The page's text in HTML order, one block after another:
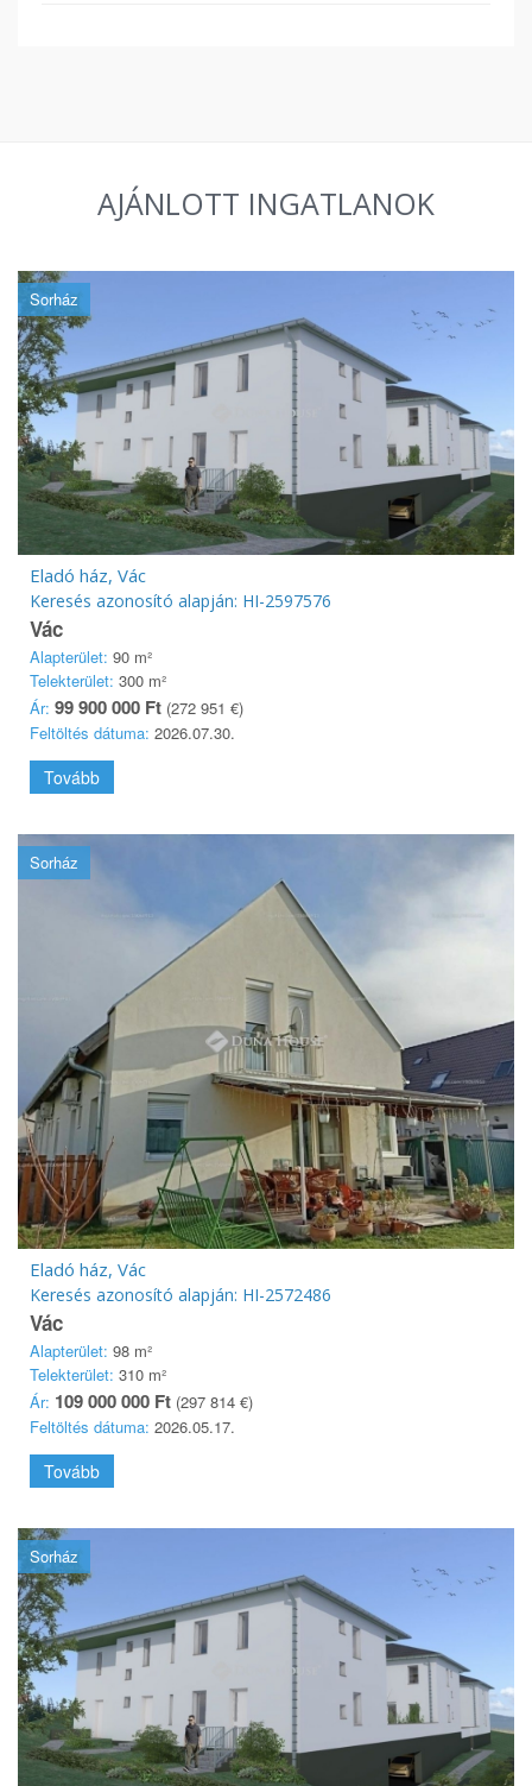
AJÁNLOTT INGATLANOK
Sorház
Eladó ház, Vác
Keresés azonosító alapján: HI-2597576
Vác
Alapterület: 90 m²
Telekterület: 300 m²
Ár: 99 900 000 Ft (272 951 €)
Feltöltés dátuma: 2026.07.30.
Tovább
Sorház
Eladó ház, Vác
Keresés azonosító alapján: HI-2572486
Vác
Alapterület: 98 m²
Telekterület: 310 m²
Ár: 109 000 000 Ft (297 814 €)
Feltöltés dátuma: 2026.05.17.
Tovább
Sorház